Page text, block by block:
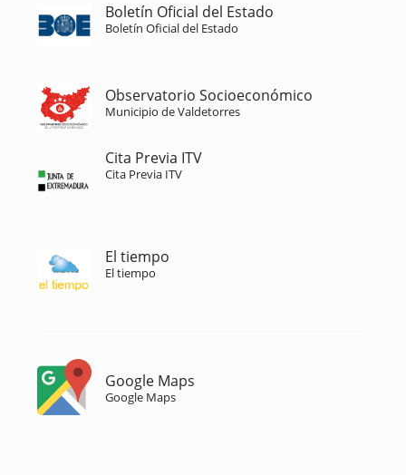
Boletín Oficial del Estado
Boletín Oficial del Estado
Observatorio Socioeconómico
Municipio de Valdetorres
Cita Previa ITV
Cita Previa ITV
El tiempo
El tiempo
Google Maps
Google Maps